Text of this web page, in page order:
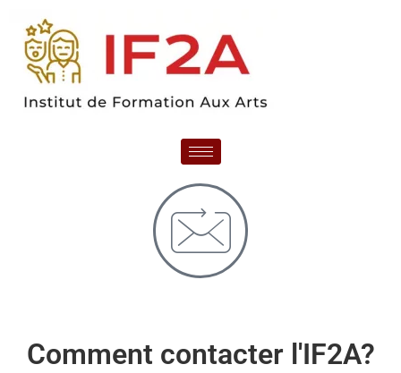
Comment contacter l'IF2A?